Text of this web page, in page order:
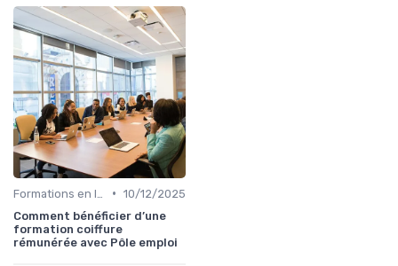
• 10/12/2025
Comment bénéficier d’une
formation coiffure
rémunérée avec Pôle emploi